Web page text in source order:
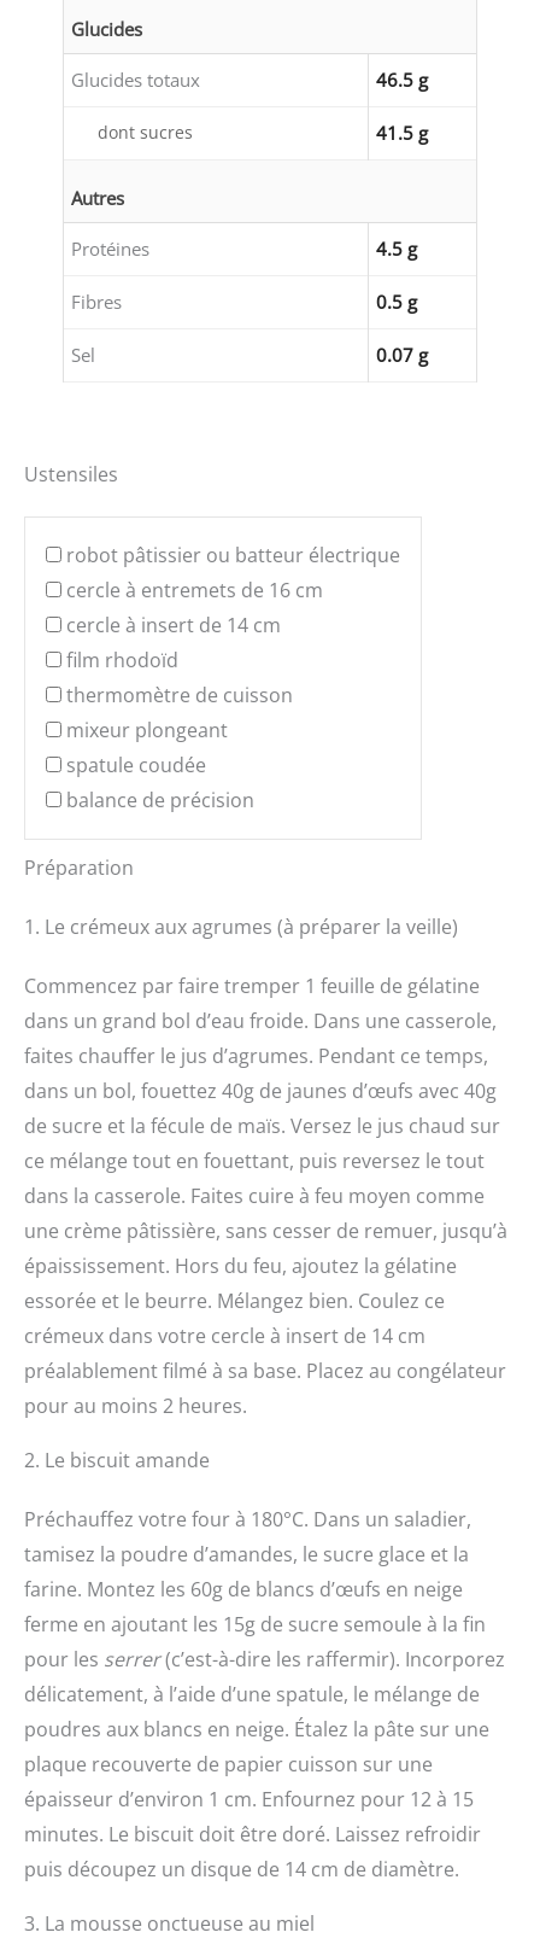
Glucides
Glucides totaux 46.5 g
dont sucres 41.5 g
Autres
Protéines 4.5 g
Fibres 0.5 g
Sel 0.07 g
Ustensiles
robot pâtissier ou batteur électrique
cercle à entremets de 16 cm
cercle à insert de 14 cm
film rhodoïd
thermomètre de cuisson
mixeur plongeant
spatule coudée
balance de précision
Préparation
1. Le crémeux aux agrumes (à préparer la veille)
Commencez par faire tremper 1 feuille de gélatine
dans un grand bol d’eau froide. Dans une casserole,
faites chauffer le jus d’agrumes. Pendant ce temps,
dans un bol, fouettez 40g de jaunes d’œufs avec 40g
de sucre et la fécule de maïs. Versez le jus chaud sur
ce mélange tout en fouettant, puis reversez le tout
dans la casserole. Faites cuire à feu moyen comme
une crème pâtissière, sans cesser de remuer, jusqu’à
épaississement. Hors du feu, ajoutez la gélatine
essorée et le beurre. Mélangez bien. Coulez ce
crémeux dans votre cercle à insert de 14 cm
préalablement filmé à sa base. Placez au congélateur
pour au moins 2 heures.
2. Le biscuit amande
Préchauffez votre four à 180°C. Dans un saladier,
tamisez la poudre d’amandes, le sucre glace et la
farine. Montez les 60g de blancs d’œufs en neige
ferme en ajoutant les 15g de sucre semoule à la fin
pour les serrer(c’est-à-dire les raffermir). Incorporez
délicatement, à l’aide d’une spatule, le mélange de
poudres aux blancs en neige. Étalez la pâte sur une
plaque recouverte de papier cuisson sur une
épaisseur d’environ 1 cm. Enfournez pour 12 à 15
minutes. Le biscuit doit être doré. Laissez refroidir
puis découpez un disque de 14 cm de diamètre.
3. La mousse onctueuse au miel